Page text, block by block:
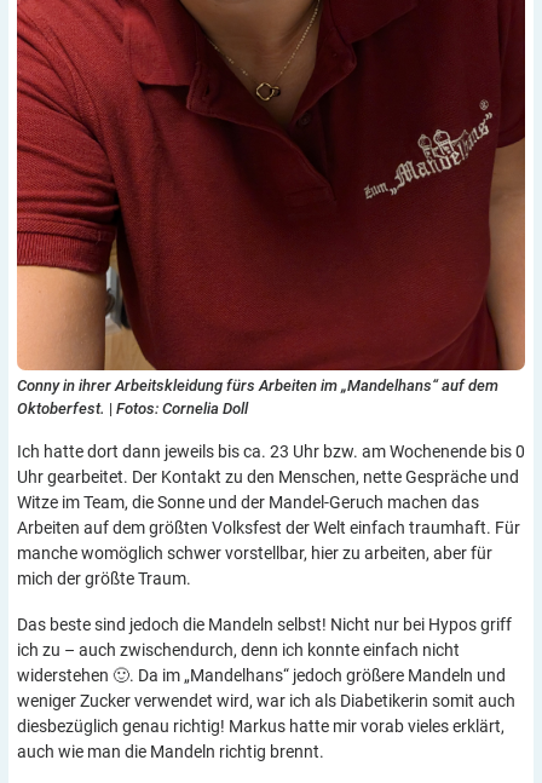
Conny in ihrer Arbeitskleidung fürs Arbeiten im „Mandelhans“ auf dem
Oktoberfest. | Fotos: Cornelia Doll
Ich hatte dort dann jeweils bis ca. 23 Uhr bzw. am Wochenende bis 0
Uhr gearbeitet. Der Kontakt zu den Menschen, nette Gespräche und
Witze im Team, die Sonne und der Mandel-Geruch machen das
Arbeiten auf dem größten Volksfest der Welt einfach traumhaft. Für
manche womöglich schwer vorstellbar, hier zu arbeiten, aber für
mich der größte Traum.
Das beste sind jedoch die Mandeln selbst! Nicht nur bei Hypos griff
ich zu – auch zwischendurch, denn ich konnte einfach nicht
widerstehen 🙂. Da im „Mandelhans“ jedoch größere Mandeln und
weniger Zucker verwendet wird, war ich als Diabetikerin somit auch
diesbezüglich genau richtig! Markus hatte mir vorab vieles erklärt,
auch wie man die Mandeln richtig brennt.